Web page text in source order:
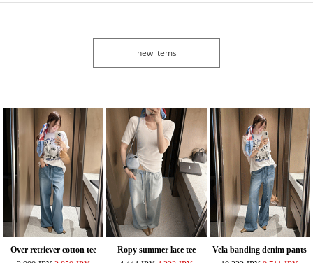
new items
Over retriever cotton tee
Ropy summer lace tee
Vela banding denim pants